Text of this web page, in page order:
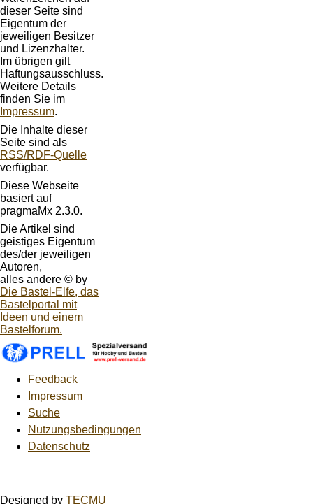
dieser Seite sind
Eigentum der
jeweiligen Besitzer
und Lizenzhalter.
Im übrigen gilt
Haftungsausschluss.
Weitere Details
finden Sie im
Impressum.
Die Inhalte dieser
Seite sind als
RSS/RDF-Quelle
verfügbar.
Diese Webseite
basiert auf
pragmaMx 2.3.0.
Die Artikel sind
geistiges Eigentum
des/der jeweiligen
Autoren,
alles andere © by
Die Bastel-Elfe, das
Bastelportal mit
Ideen und einem
Bastelforum.
Feedback
Impressum
Suche
Nutzungsbedingungen
Datenschutz
Designed by TECMU